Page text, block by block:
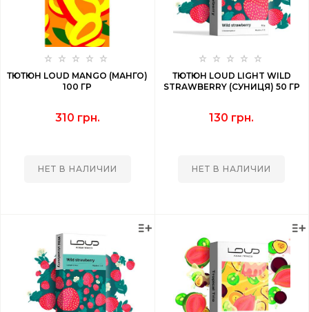
ТЮТЮН LOUD MANGO (МАНГО)
100 ГР
310 грн.
НЕТ В НАЛИЧИИ
ТЮТЮН LOUD LIGHT WILD
STRAWBERRY (СУНИЦЯ) 50 ГР
130 грн.
НЕТ В НАЛИЧИИ